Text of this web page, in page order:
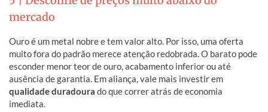
mercado
Ouro é um metal nobre e tem valor alto. Por isso, uma oferta
muito fora do padrão merece atenção redobrada. O barato pode
esconder menor teor de ouro, acabamento inferior ou até
ausência de garantia. Em aliança, vale mais investir em
qualidade duradoura do que correr atrás de economia
imediata.